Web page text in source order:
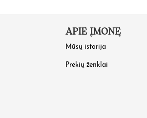
APIE ĮMONĘ
Mūsų istorija
Prekių ženklai